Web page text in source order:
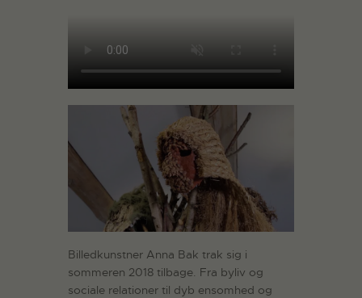
Billedkunstner Anna Bak trak sig i
sommeren 2018 tilbage. Fra byliv og
sociale relationer til dyb ensomhed og